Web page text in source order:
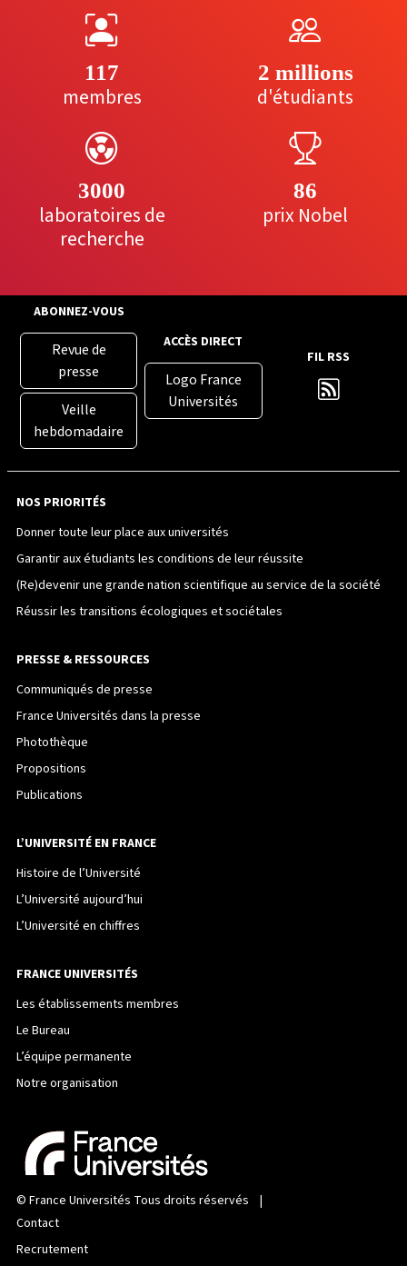
117
membres
2 millions
d'étudiants
3000
laboratoires de
recherche
86
prix Nobel
ABONNEZ-VOUS
Revue de
presse
Veille
hebdomadaire
ACCÈS DIRECT
Logo France
Universités
FIL RSS
NOS PRIORITÉS
Donner toute leur place aux universités
Garantir aux étudiants les conditions de leur réussite
(Re)devenir une grande nation scientifique au service de la société
Réussir les transitions écologiques et sociétales
PRESSE & RESSOURCES
Communiqués de presse
France Universités dans la presse
Photothèque
Propositions
Publications
L’UNIVERSITÉ EN FRANCE
Histoire de l’Université
L’Université aujourd’hui
L’Université en chiffres
FRANCE UNIVERSITÉS
Les établissements membres
Le Bureau
L’équipe permanente
Notre organisation
© France Universités Tous droits réservés |
Contact
Recrutement